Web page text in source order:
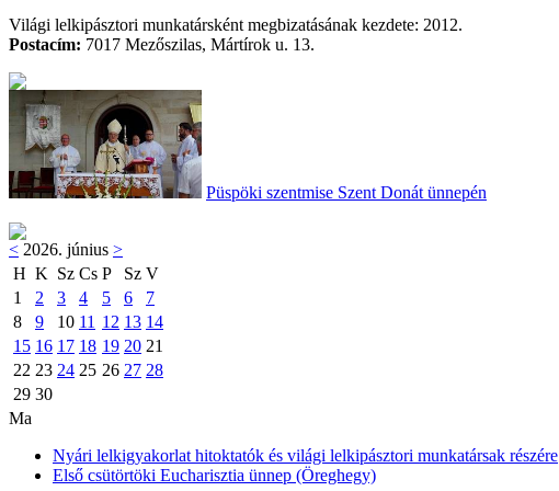
Világi lelkipásztori munkatársként megbizatásának kezdete: 2012.
Postacím: 7017 Mezőszilas, Mártírok u. 13.
Püspöki szentmise Szent Donát ünnepén
< 2026. június >
H K Sz Cs P Sz V
1
2 3 4 5 6
7
8
9 10 11 12 13 14
15 16 17 18 19 20 21
22 23 24 25 26 27 28
29 30
Ma
Nyári lelkigyakorlat hitoktatók és világi lelkipásztori munkatársak részére
Első csütörtöki Eucharisztia ünnep (Öreghegy)